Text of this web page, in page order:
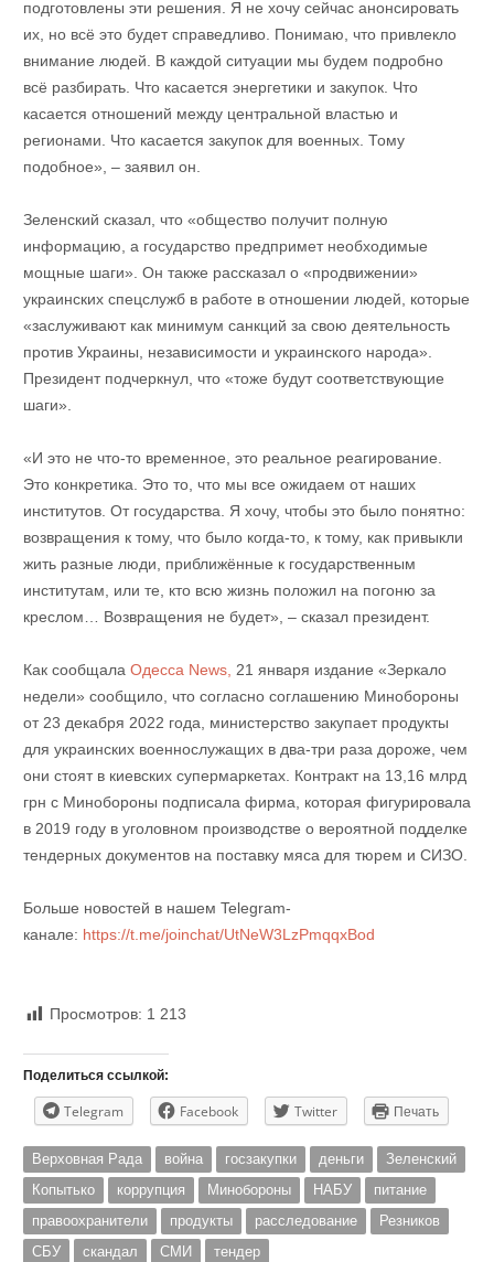
подготовлены эти решения. Я не хочу сейчас анонсировать
их, но всё это будет справедливо. Понимаю, что привлекло
внимание людей. В каждой ситуации мы будем подробно
всё разбирать. Что касается энергетики и закупок. Что
касается отношений между центральной властью и
регионами. Что касается закупок для военных. Тому
подобное», – заявил он.
Зеленский сказал, что «общество получит полную
информацию, а государство предпримет необходимые
мощные шаги». Он также рассказал о «продвижении»
украинских спецслужб в работе в отношении людей, которые
«заслуживают как минимум санкций за свою деятельность
против Украины, независимости и украинского народа».
Президент подчеркнул, что «тоже будут соответствующие
шаги».
«И это не что-то временное, это реальное реагирование.
Это конкретика. Это то, что мы все ожидаем от наших
институтов. От государства. Я хочу, чтобы это было понятно:
возвращения к тому, что было когда-то, к тому, как привыкли
жить разные люди, приближённые к государственным
институтам, или те, кто всю жизнь положил на погоню за
креслом… Возвращения не будет», – сказал президент.
Как сообщала Одесса News, 21 января издание «Зеркало
недели» сообщило, что согласно соглашению Минобороны
от 23 декабря 2022 года, министерство закупает продукты
для украинских военнослужащих в два-три раза дороже, чем
они стоят в киевских супермаркетах. Контракт на 13,16 млрд
грн с Минобороны подписала фирма, которая фигурировала
в 2019 году в уголовном производстве о вероятной подделке
тендерных документов на поставку мяса для тюрем и СИЗО.
Больше новостей в нашем Telegram-
канале: https://t.me/joinchat/UtNeW3LzPmqqxBod
Просмотров: 1 213
Поделиться ссылкой:
Telegram Facebook Twitter Печать
Верховная Рада война госзакупки деньги
Зеленский
Копытько
коррупция Минобороны НАБУ
питание
правоохранители
продукты расследование
Резников
СБУ
скандал СМИ тендер